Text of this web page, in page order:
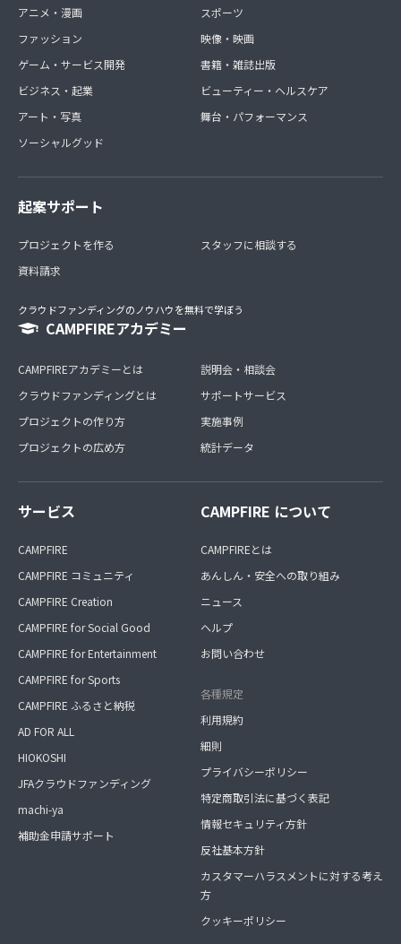
アニメ・漫画
ファッション
ゲーム・サービス開発
ビジネス・起業
アート・写真
ソーシャルグッド
スポーツ
映像・映画
書籍・雑誌出版
ビューティー・ヘルスケア
舞台・パフォーマンス
起案サポート
プロジェクトを作る
資料請求
スタッフに相談する
クラウドファンディングのノウハウを無料で学ぼう
CAMPFIREアカデミー
CAMPFIREアカデミーとは
クラウドファンディングとは
プロジェクトの作り方
プロジェクトの広め方
説明会・相談会
サポートサービス
実施事例
統計データ
サービス
CAMPFIRE
CAMPFIRE コミュニティ
CAMPFIRE Creation
CAMPFIRE for Social Good
CAMPFIRE for Entertainment
CAMPFIRE for Sports
CAMPFIRE ふるさと納税
AD FOR ALL
HIOKOSHI
JFAクラウドファンディング
machi-ya
補助金申請サポート
CAMPFIRE について
CAMPFIREとは
あんしん・安全への取り組み
ニュース
ヘルプ
お問い合わせ
各種規定
利用規約
細則
プライバシーポリシー
特定商取引法に基づく表記
情報セキュリティ方針
反社基本方針
カスタマーハラスメントに対する考え
方
クッキーポリシー